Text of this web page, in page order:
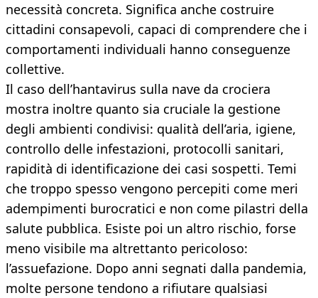
necessità concreta. Significa anche costruire
cittadini consapevoli, capaci di comprendere che i
comportamenti individuali hanno conseguenze
collettive.
Il caso dell’hantavirus sulla nave da crociera
mostra inoltre quanto sia cruciale la gestione
degli ambienti condivisi: qualità dell’aria, igiene,
controllo delle infestazioni, protocolli sanitari,
rapidità di identificazione dei casi sospetti. Temi
che troppo spesso vengono percepiti come meri
adempimenti burocratici e non come pilastri della
salute pubblica. Esiste poi un altro rischio, forse
meno visibile ma altrettanto pericoloso:
l’assuefazione. Dopo anni segnati dalla pandemia,
molte persone tendono a rifiutare qualsiasi